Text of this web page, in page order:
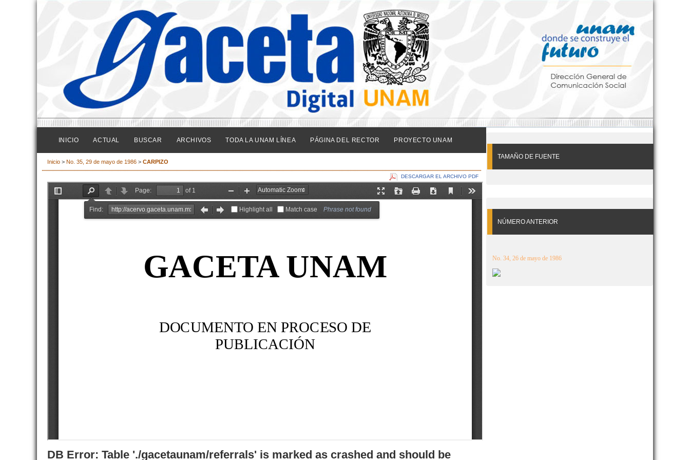
TAMAÑO DE FUENTE
NÚMERO ANTERIOR
No. 34, 26 de mayo de 1986
INICIO ACTUAL BUSCAR ARCHIVOS TODA LA UNAM LÍNEA PÁGINA DEL RECTOR PROYECTO UNAM
Inicio > No. 35, 29 de mayo de 1986 > CARPIZO
DESCARGAR EL ARCHIVO PDF
DB Error: Table './gacetaunam/referrals' is marked as crashed and should be